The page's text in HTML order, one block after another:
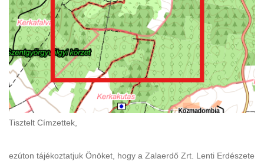
Tisztelt Címzettek,
ezúton tájékoztatjuk Önöket, hogy a Zalaerdő Zrt. Lenti Erdészete